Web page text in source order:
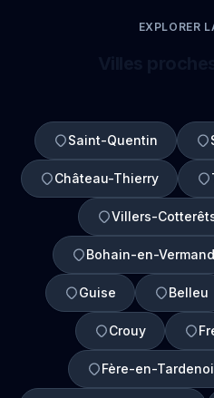
EXPLORER
Saint-Quentin
Château-Thierry
Villers-
Bohain-en-
Guise Belleu
Crouy
Fère-en-